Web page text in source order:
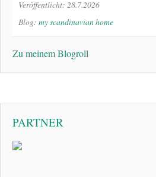
Veröffentlicht: 28.7.2026
Blog: my scandinavian home
Zu meinem Blogroll
PARTNER